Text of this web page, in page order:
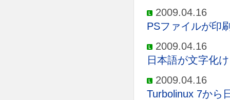
2009.04.16
PSファイルが印
2009.04.16
日本語が文字化
2009.04.16
Turbolinux 7から